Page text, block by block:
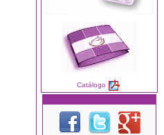
Catálogo